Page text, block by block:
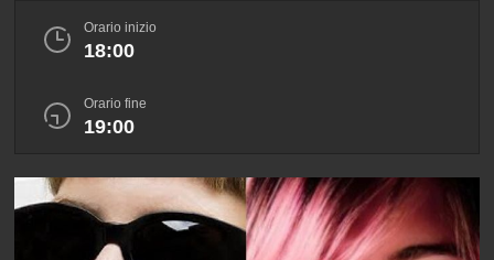
Orario inizio
18:00
Orario fine
19:00